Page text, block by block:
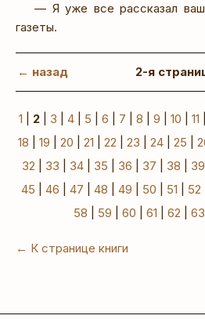
— Я уже все рассказал
газеты.
← назад 2-я
1 2| 3 4| 5 6 7 8 9 10 11
18
19 20 21 22 23 24| 25
32
33 34| 35 36 37 38 39
45
46 47 48 49 50 51 52
58
59 60 61 62 63
← К странице книги